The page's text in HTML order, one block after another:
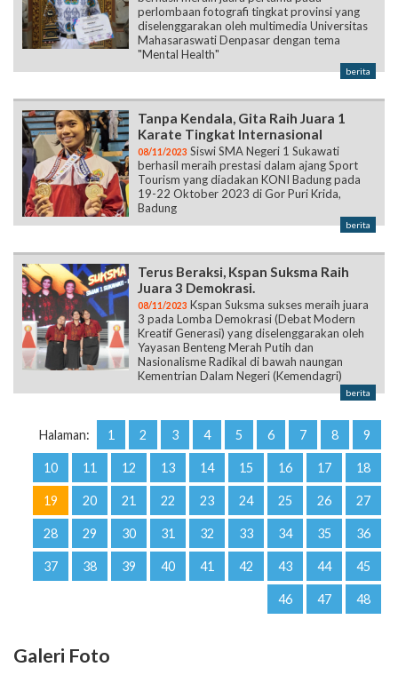
berita
Tanpa Kendala, Gita Raih Juara 1
Karate Tingkat Internasional
berhasil meraih prestasi dalam ajang Sport
Tourism yang diadakan KONI Badung pada
19-22 Oktober 2023 di Gor Puri Krida,
Badung
berita
Terus Beraksi, Kspan Suksma Raih
Juara 3 Demokrasi.
3 pada Lomba Demokrasi (Debat Modern
Kreatif Generasi) yang diselenggarakan oleh
Yayasan Benteng Merah Putih dan
Nasionalisme Radikal di bawah naungan
Kementrian Dalam Negeri (Kemendagri)
berita
Halaman: 1 2 3 4 5 6 7 8
19 20 22 23 24 27
28 29 30 31 32 33 34 35 36
37 38 39 40 41 42 43 44 45
46 47 48